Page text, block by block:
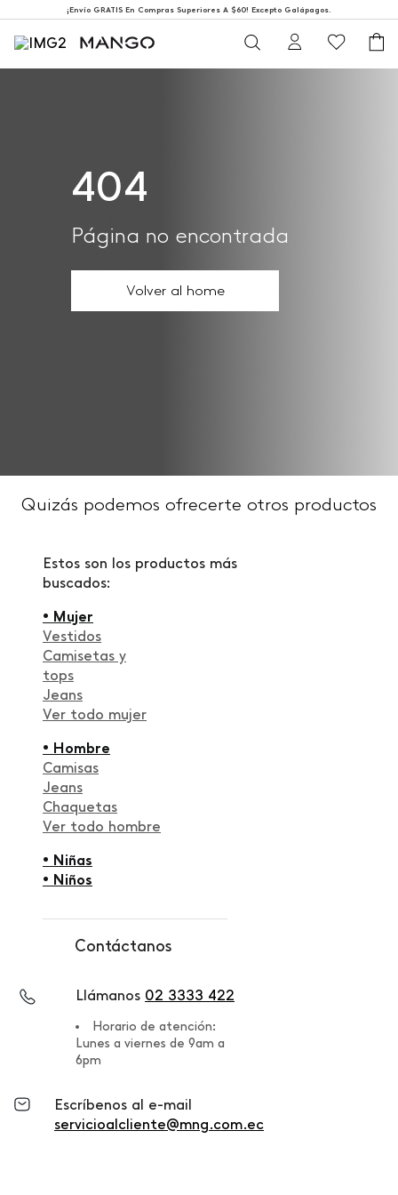
¡Envío GRATIS En Compras Superiores A $60! Excepto Galápagos.
404
Página no encontrada
Volver al home
Quizás podemos ofrecerte otros productos
Estos son los productos más
buscados:
• Mujer
Vestidos
Camisetas y
tops
Jeans
Ver todo mujer
• Hombre
Camisas
Jeans
Chaquetas
Ver todo hombre
• Niñas
• Niños
Contáctanos
Llámanos 02 3333 422
Horario de atención:
Lunes a viernes de 9am a
6pm
Escríbenos al e-mail
servicioalcliente@mng.com.ec